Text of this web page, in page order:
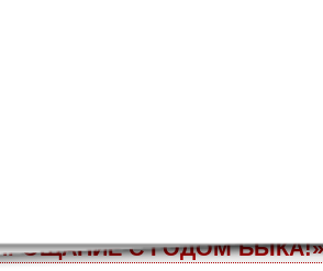
С ГОДОМ
С ГОДОМ БЫКА!»